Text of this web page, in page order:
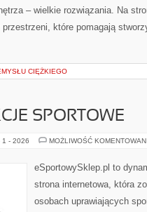
– wielkie rozwiązania. Na
które pomagają
CIĘŻKIEGO
SPORTOWE
1 - 2026 MOŻLIWOŚĆ
eSportowySklep.pl to
strona internetowa, która
osobach uprawiających